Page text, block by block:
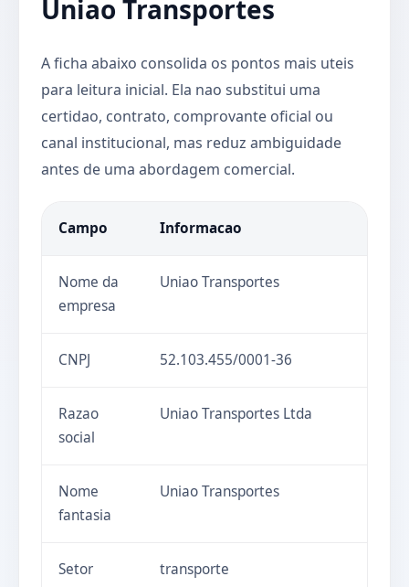
Uniao Transportes
A ficha abaixo consolida os pontos mais uteis
para leitura inicial. Ela nao substitui uma
certidao, contrato, comprovante oficial ou
canal institucional, mas reduz ambiguidade
antes de uma abordagem comercial.
Campo Informacao
Nome da
empresa
Uniao Transportes
CNPJ 52.103.455/0001-36
Razao
social
Uniao Transportes Ltda
Nome
fantasia
Uniao Transportes
Setor transporte